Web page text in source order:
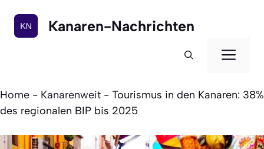
Inhalt
springen
Kanaren-Nachrichten
Home - Kanarenweit - Tourismus in den Kanaren: 38%
des regionalen BIP bis 2025